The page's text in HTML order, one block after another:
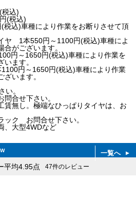
込)
(税込)
込)車種により作業をお断りさせて頂
ヤ 1本550円～1100円(税込)車種によ
合がございます。
円～1650円(税込)車種により作業を
ます。
円～1650円(税込)車種により作業
います。
。
合せ下さい。
無し。極端なひっぱりタイヤは、お
ック お問合せ下さい。
、大型4WDなど
一覧へ
平均4.95点 47件のレビュー